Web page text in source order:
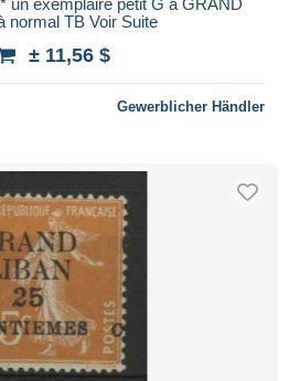
normal TB Voir Suite
± 11,56 $
Gewerblicher Händler